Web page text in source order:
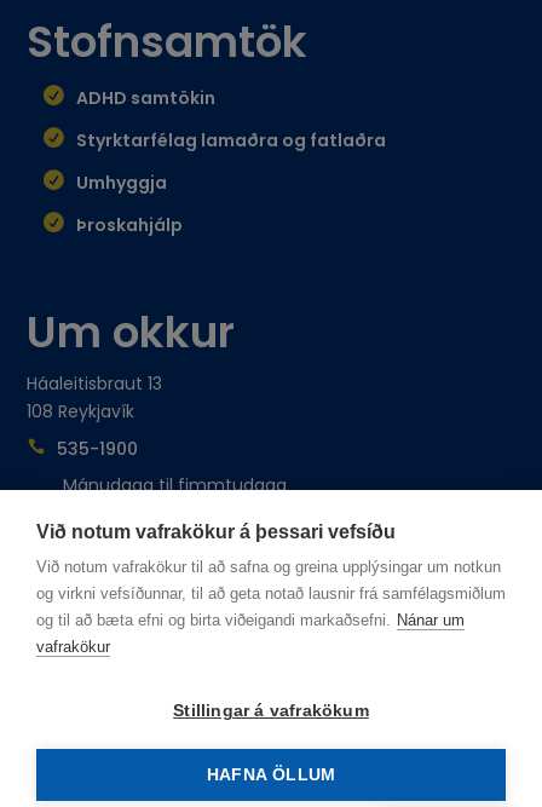
Stofnsamtök
ADHD samtökin
Styrktarfélag lamaðra og fatlaðra
Umhyggja
Þroskahjálp
Um okkur
Háaleitisbraut 13
108 Reykjavík

535-1900
Mánudaga til fimmtudaga
 sjonarholl@sjonarholl.is
Við erum hér
Við notum vafrakökur á þessari vefsíðu
Við notum vafrakökur til að safna og greina upplýsingar um notkun
og virkni vefsíðunnar, til að geta notað lausnir frá samfélagsmiðlum
og til að bæta efni og birta viðeigandi markaðsefni. Nánar um
vafrakökur
Stillingar á vafrakökum
HAFNA ÖLLUM